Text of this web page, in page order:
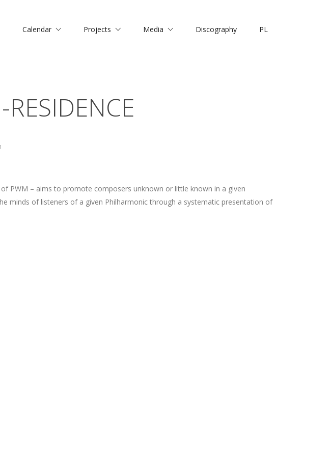
Calendar Projects Media Discography PL
PWM – aims to promote composers unknown or little known in a given
minds of listeners of a given Philharmonic through a systematic presentation of